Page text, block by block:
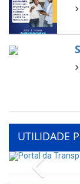
UTILIDADE